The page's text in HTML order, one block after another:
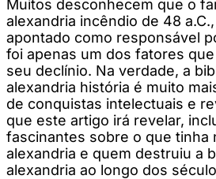
Muitos desconhecem que o
alexandria incêndio de 48
apontado como responsável
foi apenas um dos fatores
seu declínio. Na verdade, a
alexandria história é muito
de conquistas intelectuais e
que este artigo irá revelar,
fascinantes sobre o que tinha
alexandria e quem destruiu a
alexandria ao longo dos